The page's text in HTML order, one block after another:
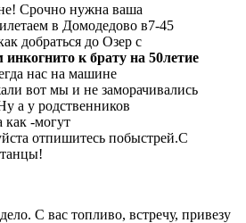
Срочно нужна ваша
в Домодедово в7-45
добраться до Озер с
инкогнито к брату на 50летие
нас на машине
вот мы и не заморачивались
а у родственников
как -могут
отпишитесь побыстрей.С
С вас топливо, встречу, привезу